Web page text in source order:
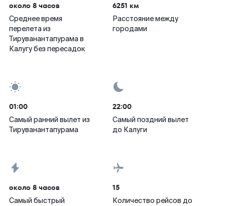
около 8 часов
Среднее время
перелета из
Тируванантапурама в
Калугу без пересадок
6251 км
Расстояние между
городами
01:00
Самый ранний вылет из
Тируванантапурама
22:00
Самый поздний вылет
до Калуги
около 8 часов
Самый быстрый
15
Количество рейсов до